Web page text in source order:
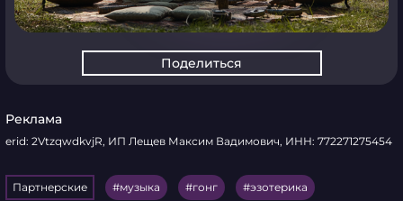
Поделиться
Реклама
erid: 2VtzqwdkvjR, ИП Лещев Максим Вадимович, ИНН: 772271275454
Партнерские музыка гонг эзотерика